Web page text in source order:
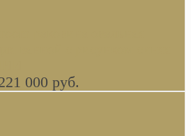
раковина овальная
ванной с рисунком синяя
000 руб.